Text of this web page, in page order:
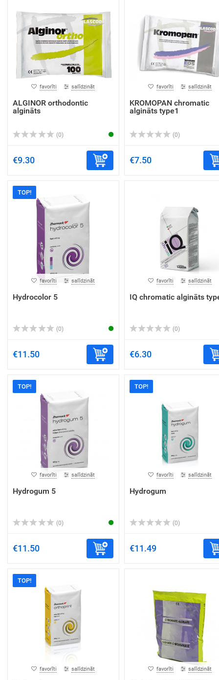
favorīti salīdzināt
ALGINOR orthodontic
algināts
(0)
€9.30
favorīti salīdzināt
KROMOPAN chromatic
algināts type1
(0)
€7.50
TOP!
favorīti salīdzināt
Hydrocolor 5
(0)
€11.50
favorīti salīdzināt
IQ chromatic algināts
(0)
€6.30
TOP!
favorīti salīdzināt
Hydrogum 5
(0)
€11.50
TOP!
favorīti salīdzināt
Hydrogum
(0)
€11.49
TOP!
favorīti salīdzināt favorīti salīdzināt